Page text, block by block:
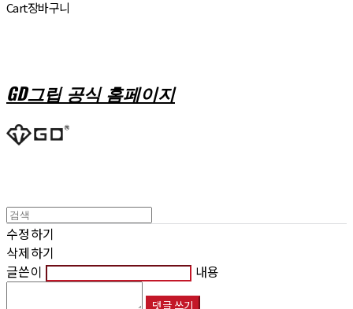
Cart장바구니
GD그립 공식 홈페이지
수정하기
삭제하기
글쓴이
내용
댓글 쓰기